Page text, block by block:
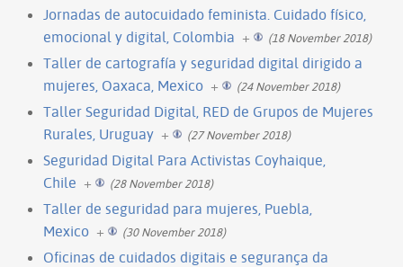
Jornadas de autocuidado feminista. Cuidado físico,
emocional y digital, Colombia + (18 November 2018)
Taller de cartografía y seguridad digital dirigido a
mujeres, Oaxaca, Mexico + (24 November 2018)
Taller Seguridad Digital, RED de Grupos de Mujeres
Rurales, Uruguay + (27 November 2018)
Seguridad Digital Para Activistas Coyhaique,
Chile + (28 November 2018)
Taller de seguridad para mujeres, Puebla,
Mexico + (30 November 2018)
Oficinas de cuidados digitais e segurança da